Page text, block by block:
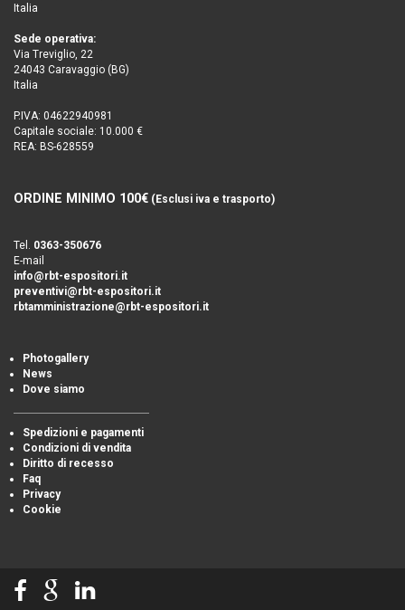
Italia
Sede operativa:
Via Treviglio, 22
24043 Caravaggio (BG)
Italia
P.IVA: 04622940981
Capitale sociale: 10.000 €
REA: BS-628559
ORDINE MINIMO 100€ (Esclusi iva e trasporto)
Tel. 0363-350676
E-mail
info@rbt-espositori.it
preventivi@rbt-espositori.it
rbtamministrazione@rbt-espositori.it
Photogallery
News
Dove siamo
Spedizioni e pagamenti
Condizioni di vendita
Diritto di recesso
Faq
Privacy
Cookie